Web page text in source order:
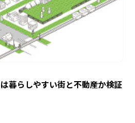
暮らしやすい街と不動産か検証